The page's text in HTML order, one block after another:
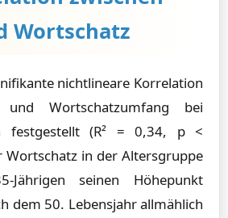
Wortschatz
nichtlineare Korrelation
Wortschatzumfang bei
festgestellt (R² = 0,34, p <
Wortschatz in der Altersgruppe
seinen Höhepunkt
dem 50. Lebensjahr allmählich